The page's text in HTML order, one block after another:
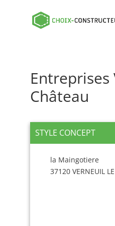
Château
STYLE CONCEPT
la Maingotiere
37120 VERNEUIL